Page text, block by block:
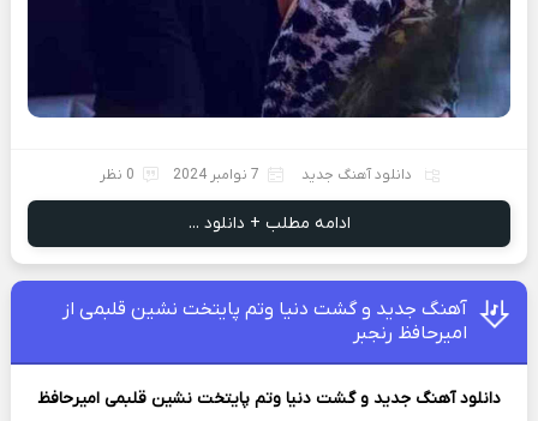
دانلود آهنگ جدید 7 نوامبر 2024 0 نظر
ادامه مطلب + دانلود ...
آهنگ جدید و گشت دنیا وتم پایتخت نشین قلبمی از
امیرحافظ رنجبر
دانلود آهنگ جدید و گشت دنیا وتم پایتخت نشین قلبمی امیرحافظ